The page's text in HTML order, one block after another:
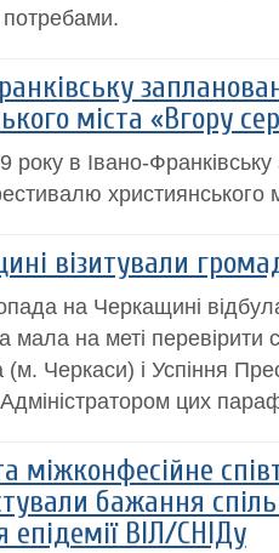
міста «Вгору
року в Івано-
християнського
візитували
на Черкащині
мала на меті
Черкаси) і Успіння
цих
міжконфесійне
бажання
епідемії ВІЛ/СНІДу